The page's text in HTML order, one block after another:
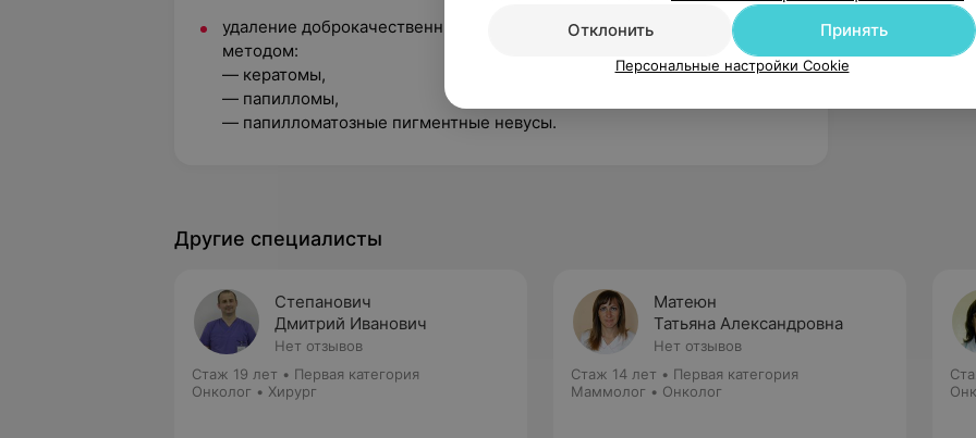
удаление доброкачественных новообразований кожи радиоволновым
методом:
— кератомы,
— папилломы,
— папилломатозные пигментные невусы.
Другие специалисты
Степанович
Дмитрий Иванович
Нет отзывов
Стаж 19 лет • Первая категория
Онколог • Хирург
Матеюн
Татьяна Александровна
Нет отзывов
Стаж 14 лет • Первая категория
Маммолог • Онколог
Отклонить
Принять
Персональные настройки Cookie